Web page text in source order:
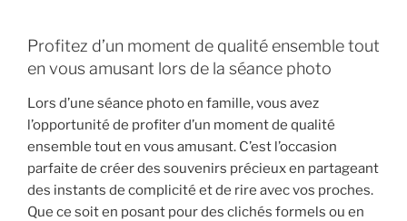
Profitez d’un moment de qualité ensemble tout
en vous amusant lors de la séance photo
Lors d’une séance photo en famille, vous avez
l’opportunité de profiter d’un moment de qualité
ensemble tout en vous amusant. C’est l’occasion
parfaite de créer des souvenirs précieux en partageant
des instants de complicité et de rire avec vos proches.
Que ce soit en posant pour des clichés formels ou en